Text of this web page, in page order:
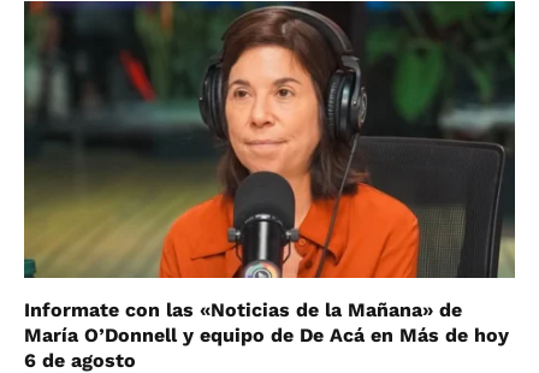
Informate con las «Noticias de la Mañana» de
María O’Donnell y equipo de De Acá en Más de hoy
6 de agosto